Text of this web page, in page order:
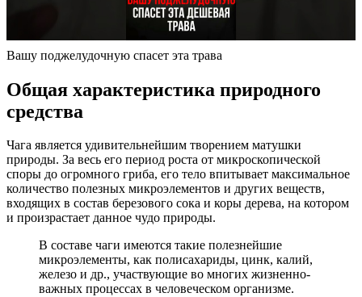
Вашу поджелудочную спасет эта трава
Общая характеристика природного
средства
Чага является удивительнейшим творением матушки
природы. За весь его период роста от микроскопической
споры до огромного гриба, его тело впитывает максимальное
количество полезных микроэлементов и других веществ,
входящих в состав березового сока и коры дерева, на котором
и произрастает данное чудо природы.
В составе чаги имеются такие полезнейшие
микроэлементы, как полисахариды, цинк, калий,
железо и др., участвующие во многих жизненно-
важных процессах в человеческом организме.